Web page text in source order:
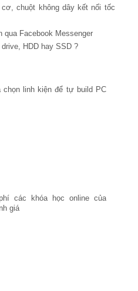
chuột không dây kết nối tốc
qua Facebook Messenger
HDD hay SSD ?
linh kiện để tự build PC
các khóa học online của
giá